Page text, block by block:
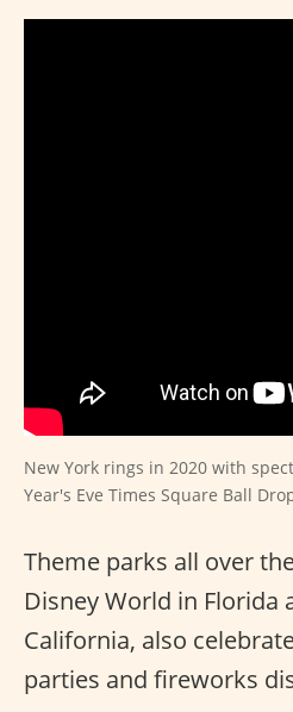
New York rings in 2020 with
Year's Eve Times Square Ball
Theme parks all over
Disney World in Florida
California, also
parties and fireworks